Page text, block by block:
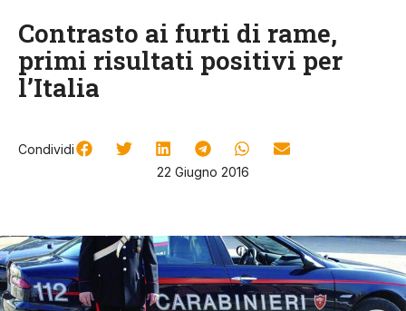
Contrasto ai furti di rame,
primi risultati positivi per
l’Italia
Condividi
22 Giugno 2016